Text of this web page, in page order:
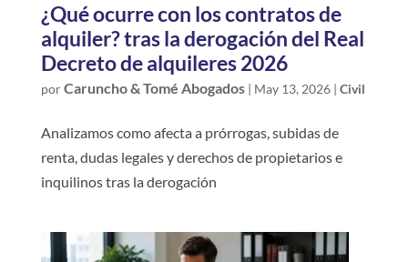
¿Qué ocurre con los contratos de
alquiler? tras la derogación del Real
Decreto de alquileres 2026
porCaruncho & Tomé Abogados| May 13, 2026| Civil
Analizamos como afecta a prórrogas, subidas de
renta, dudas legales y derechos de propietarios e
inquilinos tras la derogación